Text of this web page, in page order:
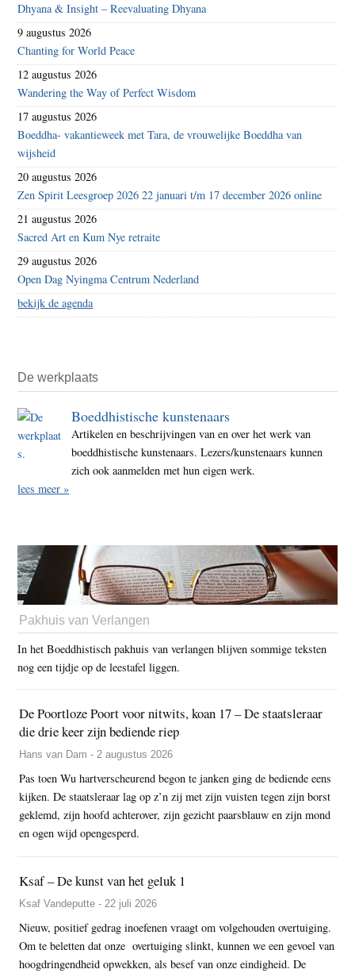
Dhyana & Insight – Reevaluating Dhyana
9 augustus 2026
Chanting for World Peace
12 augustus 2026
Wandering the Way of Perfect Wisdom
17 augustus 2026
Boeddha- vakantieweek met Tara, de vrouwelijke Boeddha van
wijsheid
20 augustus 2026
Zen Spirit Leesgroep 2026 22 januari t/m 17 december 2026 online
21 augustus 2026
Sacred Art en Kum Nye retraite
29 augustus 2026
Open Dag Nyingma Centrum Nederland
bekijk de agenda
De werkplaats
Boeddhistische kunstenaars
Artikelen en beschrijvingen van en over het werk van
boeddhistische kunstenaars. Lezers/kunstenaars kunnen
zich ook aanmelden met hun eigen werk.
lees meer »
Pakhuis van Verlangen
In het Boeddhistisch pakhuis van verlangen blijven sommige teksten
nog een tijdje op de leestafel liggen.
De Poortloze Poort voor nitwits, koan 17 – De staatsleraar
die drie keer zijn bediende riep
Hans van Dam - 2 augustus 2026
Pas toen Wu hartverscheurend begon te janken ging de bediende eens
kijken. De staatsleraar lag op z’n zij met zijn vuisten tegen zijn borst
geklemd, zijn hoofd achterover, zijn gezicht paarsblauw en zijn mond
en ogen wijd opengesperd.
Ksaf – De kunst van het geluk 1
Ksaf Vandeputte - 22 juli 2026
Nieuw, positief gedrag inoefenen vraagt om volgehouden overtuiging.
Om te beletten dat onze overtuiging slinkt, kunnen we een gevoel van
hoogdringendheid opwekken, als besef van onze eindigheid. De